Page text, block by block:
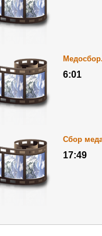
6:01
Сбор
17:49